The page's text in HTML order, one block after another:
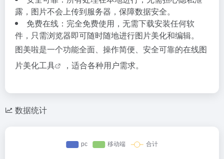
露，图片不会上传到服务器，保障数据安全。
免费在线：完全免费使用，无需下载安装任何软
件，只需浏览器即可随时随地进行图片美化和编辑。
图美啦是一个功能全面、操作简便、安全可靠的在线图
片美化工具
，适合各种用户需求。
数据统计